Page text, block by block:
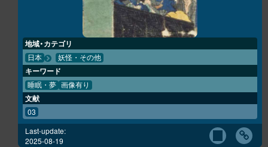
地域・カテゴリ
日本 妖怪・その他
キーワード
睡眠・夢 画像有り
文献
03
Last-update:
2025-08-19